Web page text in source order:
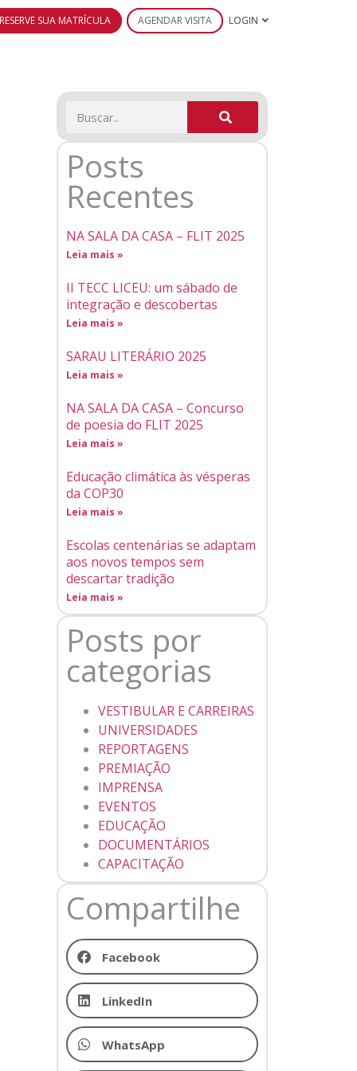
RESERVE SUA MATRÍCULA AGENDAR VISITA LOGIN
Posts
Recentes
NA SALA DA CASA – FLIT 2025
Leia mais »
II TECC LICEU: um sábado de
integração e descobertas
Leia mais »
SARAU LITERÁRIO 2025
Leia mais »
NA SALA DA CASA – Concurso
de poesia do FLIT 2025
Leia mais »
Educação climática às vésperas
da COP30
Leia mais »
Escolas centenárias se adaptam
aos novos tempos sem
descartar tradição
Leia mais »
Posts por
categorias
VESTIBULAR E CARREIRAS
UNIVERSIDADES
REPORTAGENS
PREMIAÇÃO
IMPRENSA
EVENTOS
EDUCAÇÃO
DOCUMENTÁRIOS
CAPACITAÇÃO
Compartilhe
Facebook
LinkedIn
WhatsApp